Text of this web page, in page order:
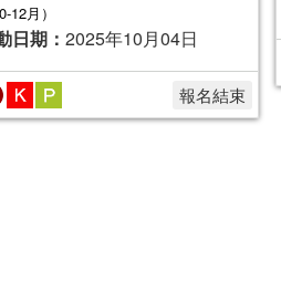
12月）
日期： 2025年10月04日
報名結束